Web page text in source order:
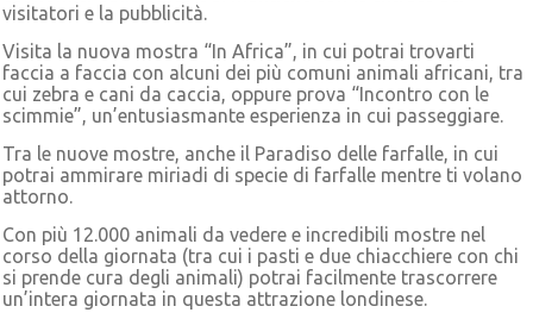
visitatori e la pubblicità.
Visita la nuova mostra “In Africa”, in cui potrai trovarti
faccia a faccia con alcuni dei più comuni animali africani, tra
cui zebra e cani da caccia, oppure prova “Incontro con le
scimmie”, un’entusiasmante esperienza in cui passeggiare.
Tra le nuove mostre, anche il Paradiso delle farfalle, in cui
potrai ammirare miriadi di specie di farfalle mentre ti volano
attorno.
Con più 12.000 animali da vedere e incredibili mostre nel
corso della giornata (tra cui i pasti e due chiacchiere con chi
si prende cura degli animali) potrai facilmente trascorrere
un’intera giornata in questa attrazione londinese.